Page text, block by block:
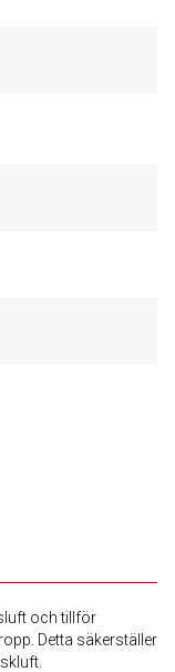
och tillför
Detta säkerställer